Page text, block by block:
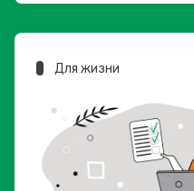
Для жизни